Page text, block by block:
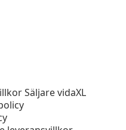
Säljare vidaXL